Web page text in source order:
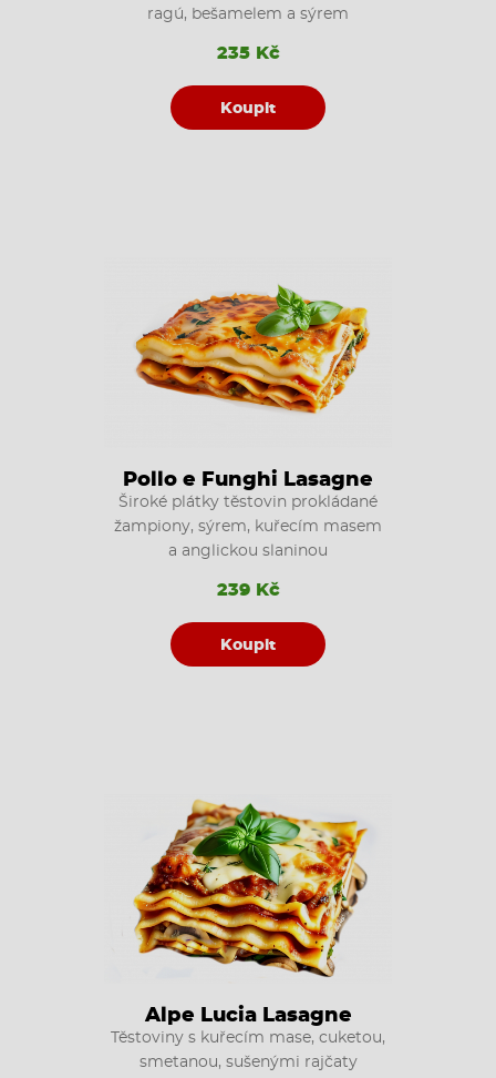
ragú, bešamelem a sýrem
235 Kč
Koupit
Pollo e Funghi Lasagne
Široké plátky těstovin prokládané
žampiony, sýrem, kuřecím masem
a anglickou slaninou
239 Kč
Koupit
Alpe Lucia Lasagne
Těstoviny s kuřecím mase, cuketou,
smetanou, sušenými rajčaty